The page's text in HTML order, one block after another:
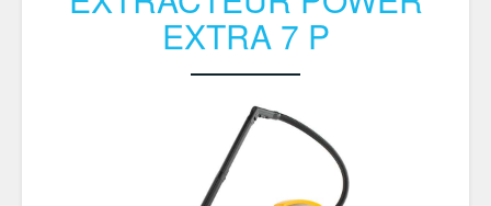
EXTRA 7 P